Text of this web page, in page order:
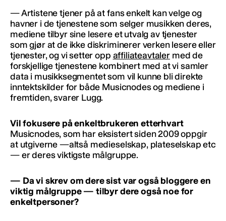
— Artistene tjener på at fans enkelt kan velge og
havner i de tjenestene som selger musikken deres,
mediene tilbyr sine lesere et utvalg av tjenester
som gjør at de ikke diskriminerer verken lesere eller
tjenester, og vi setter opp affiliateavtalermed de
forskjellige tjenestene kombinert med at vi samler
data i musikksegmentet som vil kunne bli direkte
inntektskilder for både Musicnodes og mediene i
fremtiden, svarer Lugg.
Vil fokusere på enkeltbrukeren etterhvart
Musicnodes, som har eksistert siden 2009 oppgir
at utgiverne —altså medieselskap, plateselskap etc
— er deres viktigste målgruppe.
— Da vi skrev om dere sist var også bloggere en
viktig målgruppe — tilbyr dere også noe for
enkeltpersoner?